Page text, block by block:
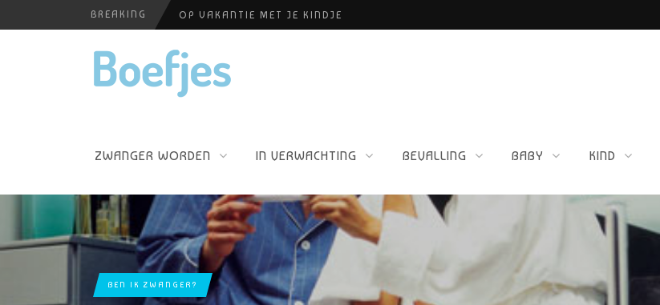
BREAKING OP VAKANTIE MET JE KINDJE
YOGAPRAKTIJK THEA SMIT
ZWANGER WORDEN IN VERWACHTING BEVALLING BABY KIND
BEN IK ZWANGER?